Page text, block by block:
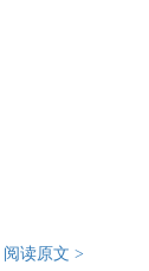
阅读原文 >